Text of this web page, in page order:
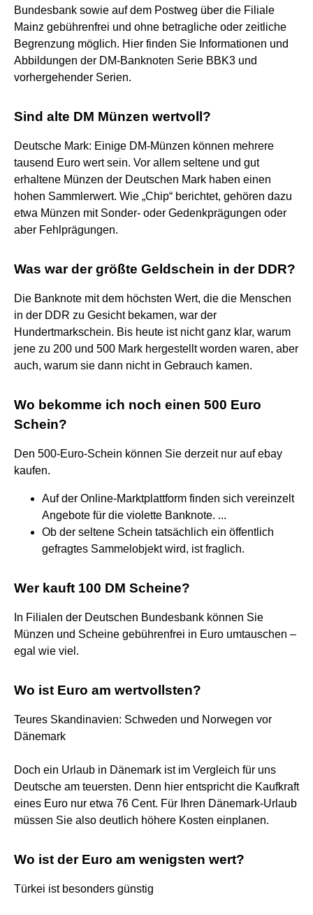
Bundesbank sowie auf dem Postweg über die Filiale
Mainz gebührenfrei und ohne betragliche oder zeitliche
Begrenzung möglich. Hier finden Sie Informationen und
Abbildungen der DM-Banknoten Serie BBK3 und
vorhergehender Serien.
Sind alte DM Münzen wertvoll?
Deutsche Mark: Einige DM-Münzen können mehrere
tausend Euro wert sein. Vor allem seltene und gut
erhaltene Münzen der Deutschen Mark haben einen
hohen Sammlerwert. Wie „Chip“ berichtet, gehören dazu
etwa Münzen mit Sonder- oder Gedenkprägungen oder
aber Fehlprägungen.
Was war der größte Geldschein in der DDR?
Die Banknote mit dem höchsten Wert, die die Menschen
in der DDR zu Gesicht bekamen, war der
Hundertmarkschein. Bis heute ist nicht ganz klar, warum
jene zu 200 und 500 Mark hergestellt worden waren, aber
auch, warum sie dann nicht in Gebrauch kamen.
Wo bekomme ich noch einen 500 Euro
Schein?
Den 500-Euro-Schein können Sie derzeit nur auf ebay
kaufen.
Auf der Online-Marktplattform finden sich vereinzelt
Angebote für die violette Banknote. ...
Ob der seltene Schein tatsächlich ein öffentlich
gefragtes Sammelobjekt wird, ist fraglich.
Wer kauft 100 DM Scheine?
In Filialen der Deutschen Bundesbank können Sie
Münzen und Scheine gebührenfrei in Euro umtauschen –
egal wie viel.
Wo ist Euro am wertvollsten?
Teures Skandinavien: Schweden und Norwegen vor
Dänemark
Doch ein Urlaub in Dänemark ist im Vergleich für uns
Deutsche am teuersten. Denn hier entspricht die Kaufkraft
eines Euro nur etwa 76 Cent. Für Ihren Dänemark-Urlaub
müssen Sie also deutlich höhere Kosten einplanen.
Wo ist der Euro am wenigsten wert?
Türkei ist besonders günstig